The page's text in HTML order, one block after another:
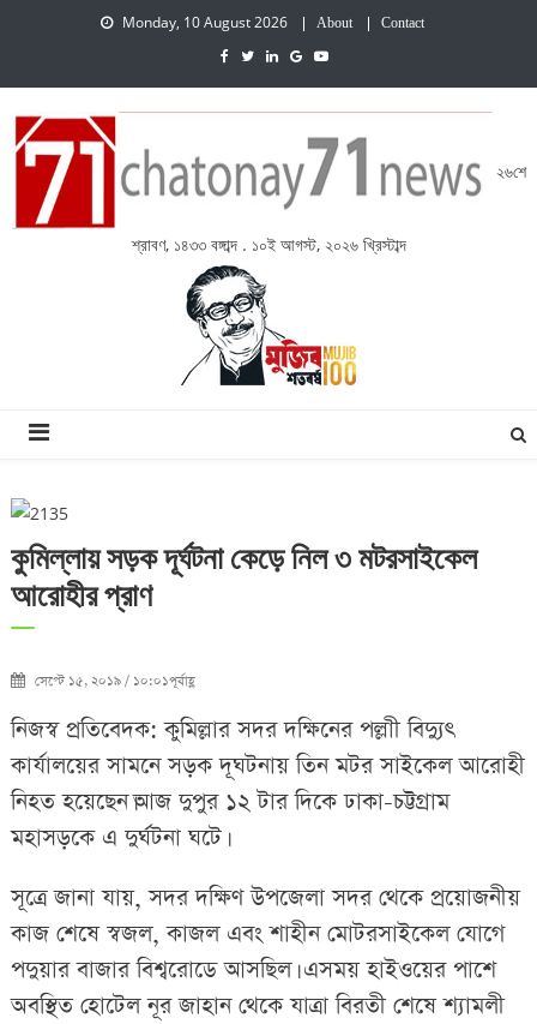
Monday, 10 August 2026 About Contact
২৬শে
শ্রাবণ, ১৪৩৩ বঙ্গাব্দ . ১০ই আগস্ট, ২০২৬ খ্রিস্টাব্দ
কুমিল্লায় সড়ক দূর্ঘটনা কেড়ে নিল ৩ মটরসাইকেল
আরোহীর প্রাণ
সেপ্টে ১৫, ২০১৯ / ১০:০১পূর্বাহ্ণ
নিজস্ব প্রতিবেদক: কুমিল্লার সদর দক্ষিনের পল্লাী বিদ্যুৎ
কার্যালয়ের সামনে সড়ক দূঘটনায় তিন মটর সাইকেল আরোহী
নিহত হয়েছেন।আজ দুপুর ১২ টার দিকে ঢাকা-চট্টগ্রাম
মহাসড়কে এ দুর্ঘটনা ঘটে।
সূত্রে জানা যায়, সদর দক্ষিণ উপজেলা সদর থেকে প্রয়োজনীয়
কাজ শেষে স্বজল, কাজল এবং শাহীন মোটরসাইকেল যোগে
পদুয়ার বাজার বিশ্বরোডে আসছিল। এসময় হাইওয়ের পাশে
অবস্থিত হোটেল নূর জাহান থেকে যাত্রা বিরতী শেষে শ্যামলী